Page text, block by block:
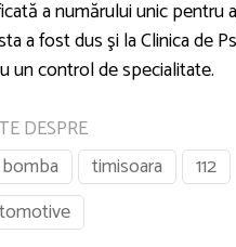
a numărului unic pentru
a fost dus şi la Clinica de
un control de specialitate.
DESPRE
timisoara
112